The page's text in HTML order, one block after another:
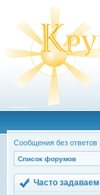
Сообщения без ответов
Список форумов
Часто